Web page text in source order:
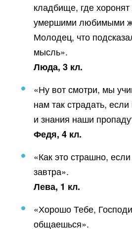
кладбище, где
умершими любимыми
Молодец, что
мысль».
Люда, 3 кл.
«Ну вот смотри, мы
нам так страдать,
и знания наши
Федя, 4 кл.
«Как это страшно,
завтра».
Лева, 1 кл.
«Хорошо Тебе,
общаешься».